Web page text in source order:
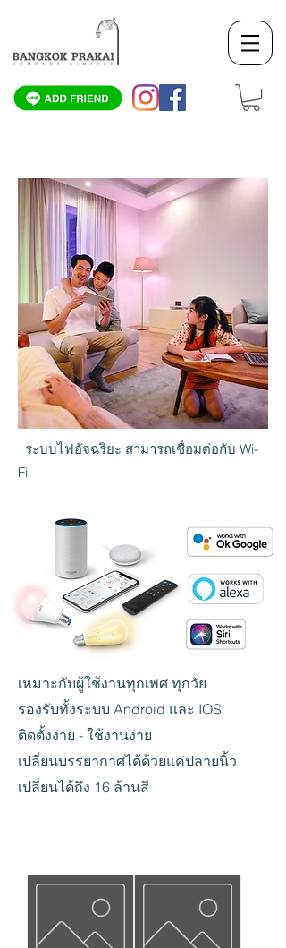
ระบบไฟอัจฉริยะ สามารถเชื่อมต่อกับ Wi-
Fi
เหมาะกับผู้ใช้งานทุกเพศ ทุกวัย
รองรับทั้งระบบ Android และ IOS
ติดตั้งง่าย - ใช้งานง่าย
เปลี่ยนบรรยากาศได้ด้วยแค่ปลายนิ้ว
เปลี่ยนได้ถึง 16 ล้านสี